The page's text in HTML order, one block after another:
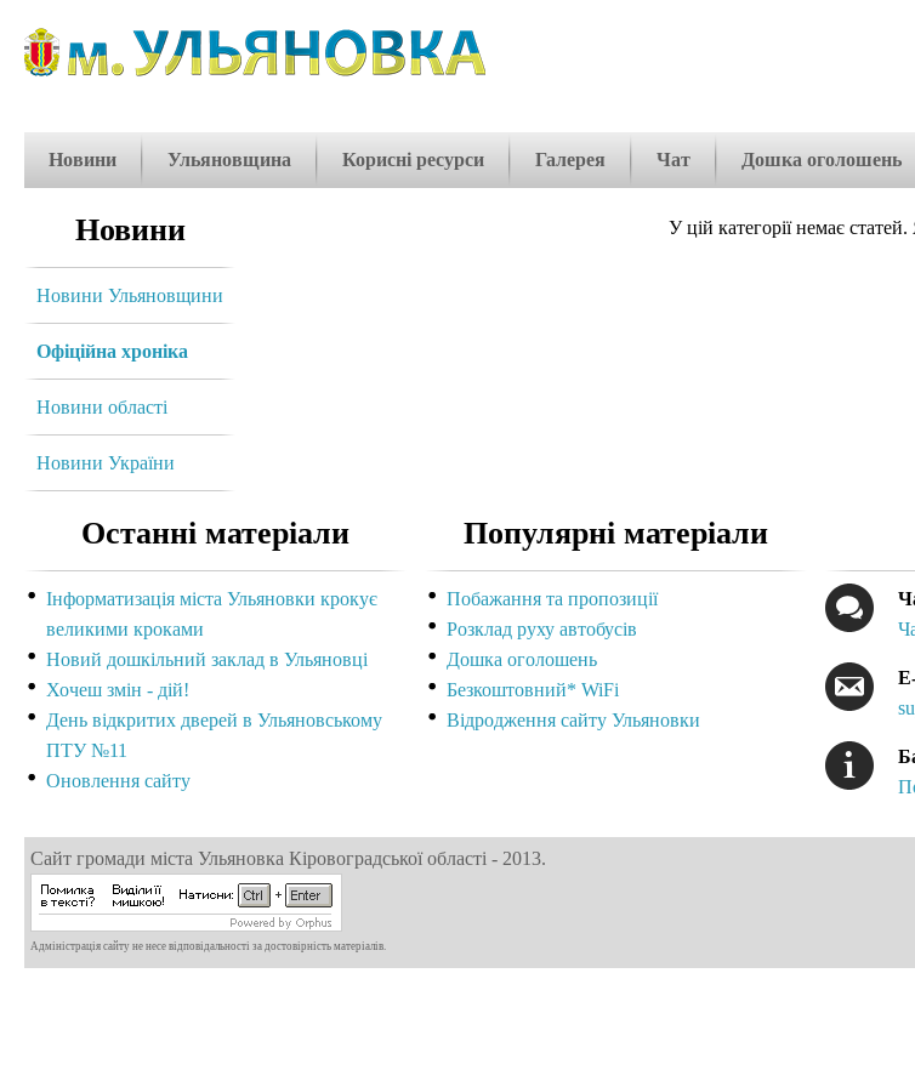
Новини Ульяновщина Корисні ресурси Галерея Чат Дошка оголошень
У цій категорії немає
Новини
Новини Ульяновщини
Офіційна хроніка
Новини області
Новини України
Останні матеріали
Інформатизація міста Ульяновки крокує
великими кроками
Новий дошкільний заклад в Ульяновці
Хочеш змін - дій!
День відкритих дверей в Ульяновському
ПТУ №11
Оновлення сайту
Популярні матеріали
Побажання та пропозиції
Розклад руху автобусів
Дошка оголошень
Безкоштовний* WiFi
Відродження сайту Ульяновки
Сайт громади міста Ульяновка Кіровоградської області - 2013.
Адміністрація сайту не несе відповідальності за достовірність матеріалів.